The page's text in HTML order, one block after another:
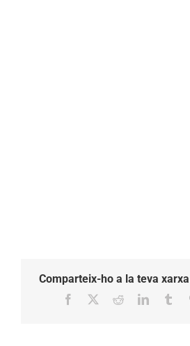
Comparteix-ho a la teva
Facebook RedditLinkedIn